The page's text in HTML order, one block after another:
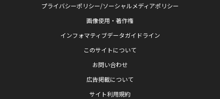
プライバシーポリシー/ソーシャルメディアポリシー
画像使用・著作権
インフォマティブデータガイドライン
このサイトについて
お問い合わせ
広告掲載について
サイト利用規約